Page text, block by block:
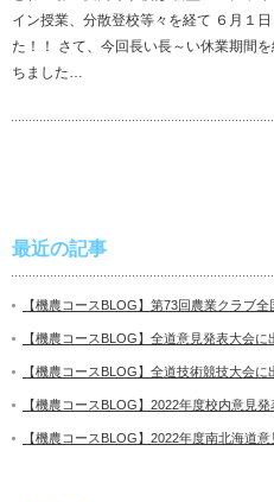
イン授業、分散登校等々を経て ６月１
た！！ さて、今回長い長～い休業期間
ちました…
最近の記事
【機農コースBLOG】第73回農業クラブ
【機農コースBLOG】全道意見発表大会に
【機農コースBLOG】全道技術競技大会に
【機農コースBLOG】2022年度校内意見
【機農コースBLOG】2022年度南北海道